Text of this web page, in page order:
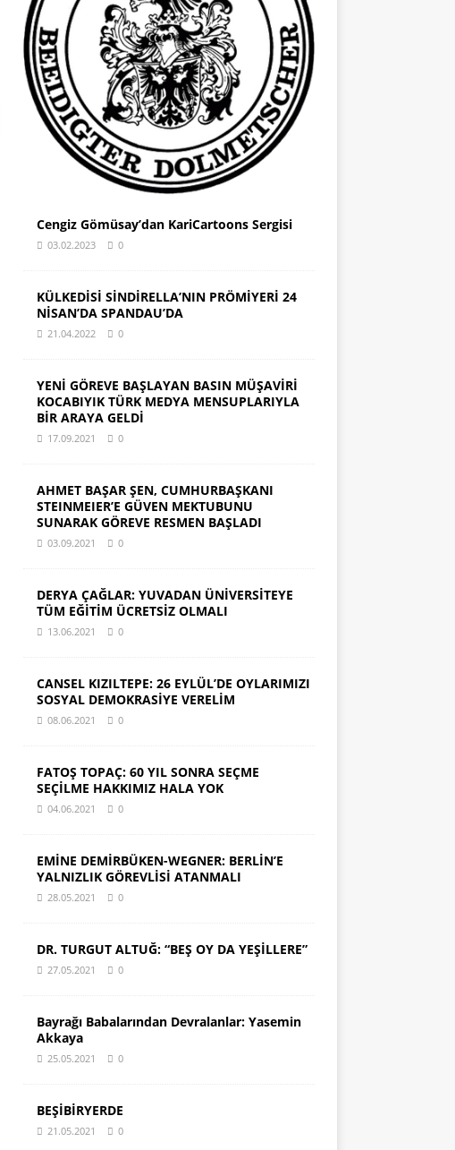
Cengiz Gömüsay’dan KariCartoons Sergisi
03.02.2023 0
KÜLKEDİSİ SİNDİRELLA’NIN PRÖMİYERİ 24
NİSAN’DA SPANDAU’DA
21.04.2022 0
YENİ GÖREVE BAŞLAYAN BASIN MÜŞAVİRİ
KOCABIYIK TÜRK MEDYA MENSUPLARIYLA
BİR ARAYA GELDİ
17.09.2021 0
AHMET BAŞAR ŞEN, CUMHURBAŞKANI
STEINMEIER’E GÜVEN MEKTUBUNU
SUNARAK GÖREVE RESMEN BAŞLADI
03.09.2021 0
DERYA ÇAĞLAR: YUVADAN ÜNİVERSİTEYE
TÜM EĞİTİM ÜCRETSİZ OLMALI
13.06.2021 0
CANSEL KIZILTEPE: 26 EYLÜL’DE OYLARIMIZI
SOSYAL DEMOKRASİYE VERELİM
08.06.2021 0
FATOŞ TOPAÇ: 60 YIL SONRA SEÇME
SEÇİLME HAKKIMIZ HALA YOK
04.06.2021 0
EMİNE DEMİRBÜKEN-WEGNER: BERLİN’E
YALNIZLIK GÖREVLİSİ ATANMALI
28.05.2021 0
DR. TURGUT ALTUĞ: “BEŞ OY DA YEŞİLLERE”
27.05.2021 0
Bayrağı Babalarından Devralanlar: Yasemin
Akkaya
25.05.2021 0
BEŞİBİRYERDE
21.05.2021 0